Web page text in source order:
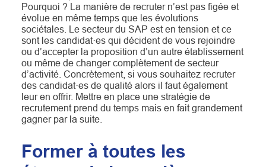
Pourquoi ? La manière de recruter n’est pas figée et
évolue en même temps que les évolutions
sociétales. Le secteur du SAP est en tension et ce
sont les candidat·es qui décident de vous rejoindre
ou d’accepter la proposition d’un autre établissement
ou même de changer complètement de secteur
d’activité. Concrètement, si vous souhaitez recruter
des candidat·es de qualité alors il faut également
leur en offrir. Mettre en place une stratégie de
recrutement prend du temps mais en fait grandement
gagner par la suite.
Former à toutes les